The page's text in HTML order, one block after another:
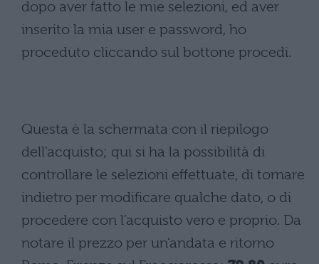
dopo aver fatto le mie selezioni, ed aver
inserito la mia user e password, ho
proceduto cliccando sul bottone procedi.
Questa è la schermata con il riepilogo
dell’acquisto; qui si ha la possibilità di
controllare le selezioni effettuate, di tornare
indietro per modificare qualche dato, o di
procedere con l’acquisto vero e proprio. Da
notare il prezzo per un’andata e ritorno